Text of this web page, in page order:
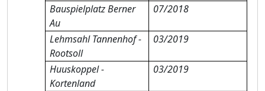
Bauspielplatz Berner
Au
07/2018
Lehmsahl Tannenhof -
Rootsoll
03/2019
Huuskoppel -
Kortenland
03/2019